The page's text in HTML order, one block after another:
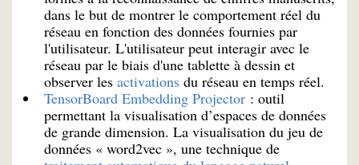
dans le but de montrer le comportement réel du
réseau en fonction des données fournies par
l'utilisateur. L'utilisateur peut interagir avec le
réseau par le biais d'une tablette à dessin et
observer les activations du réseau en temps réel.
TensorBoard Embedding Projector : outil
permettant la visualisation d’espaces de données
de grande dimension. La visualisation du jeu de
données « word2vec », une technique de